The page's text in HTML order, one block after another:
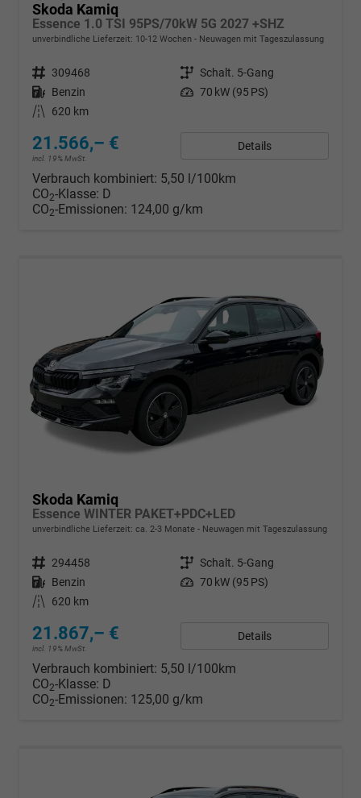
Skoda Kamiq
Essence 1.0 TSI 95PS/70kW 5G 2027 +SHZ
unverbindliche Lieferzeit: 10-12 Wochen Neuwagen mit Tageszulassung
Fahrzeugnr. 309468 Getriebe Schalt. 5-Gang
Kraftstoff Benzin Leistung 70 kW (95 PS)
Kilometerstand
620 km
21.566,– €
incl. 19% MwSt.
Details
Verbrauch kombiniert: 5,50 l/100km
CO2-Klasse: D
CO2-Emissionen: 124,00 g/km
Skoda Kamiq
Essence WINTER PAKET+PDC+LED
unverbindliche Lieferzeit: ca. 2-3 Monate Neuwagen mit Tageszulassung
Fahrzeugnr. 294458 Getriebe Schalt. 5-Gang
Kraftstoff Benzin Leistung 70 kW (95 PS)
Kilometerstand
620 km
21.867,– €
incl. 19% MwSt.
Details
Verbrauch kombiniert: 5,50 l/100km
CO2-Klasse: D
CO2-Emissionen: 125,00 g/km